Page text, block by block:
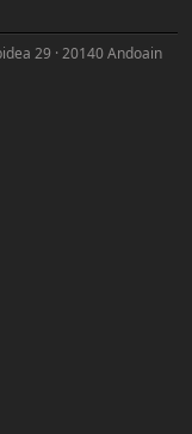
29 · 20140 Andoain